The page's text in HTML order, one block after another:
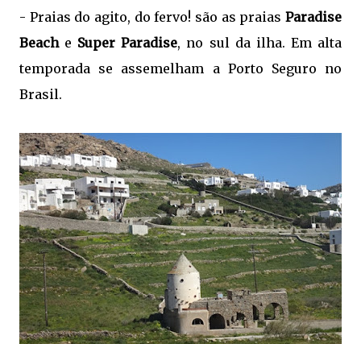
- Praias do agito, do fervo! são as praias Paradise
Beache Super Paradise, no sul da ilha. Em alta
temporada se assemelham a Porto Seguro no
Brasil.